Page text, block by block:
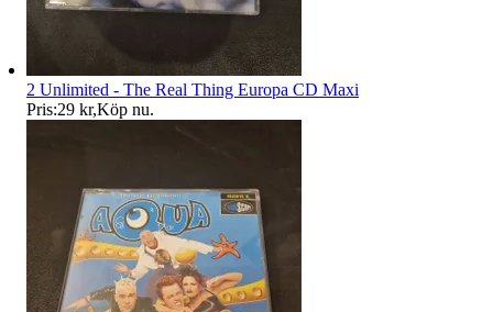
2 Unlimited - The Real Thing Europa CD Maxi
Pris:29 kr,Köp nu.